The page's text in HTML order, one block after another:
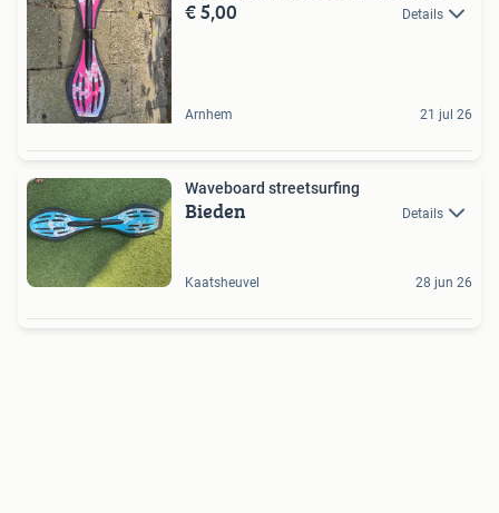
€ 5,00 Details
Arnhem 21 jul 26
Waveboard streetsurfing
Bieden Details
Kaatsheuvel 28 jun 26